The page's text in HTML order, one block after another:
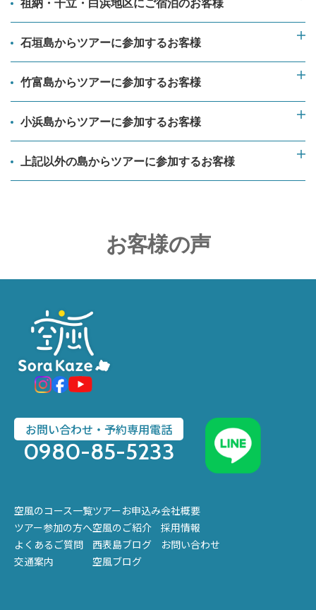
石垣島からツアーに参加するお客様
竹富島からツアーに参加するお客様
小浜島からツアーに参加するお客様
上記以外の島からツアーに参加するお客様
お客様の声
お問い合わせ・予約専用電話
0980-85-5233
空風のコース一覧
ツアー参加の方へ
よくあるご質問
交通案内
ツアーお申込み
空風のご紹介
西表島ブログ
空風ブログ
会社概要
採用情報
お問い合わせ